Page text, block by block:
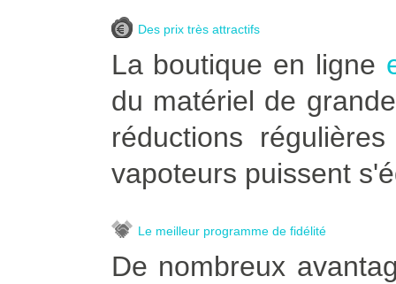
Des prix très attractifs
La boutique en ligne
du matériel de
réductions
vapoteurs puissent
Le meilleur programme de fidélité
De nombreux